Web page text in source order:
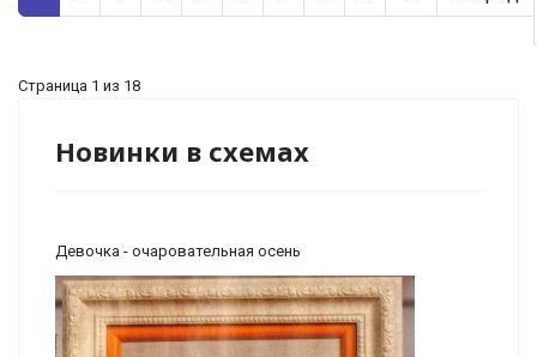
Страница 1 из 18
Новинки в схемах
Девочка - очаровательная осень